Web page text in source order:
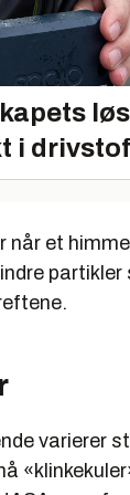
i
når et
partikler
varierer